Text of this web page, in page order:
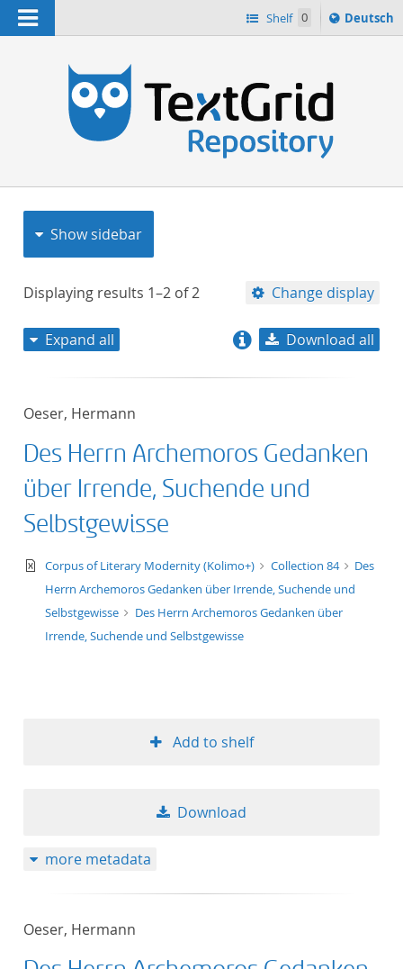
Navigation Shelf 0
Sprache
ï¿½ndern
Deutsch
Show sidebar
Displaying results 1–2 of2 Change display
title descending
format
publication date
Expand all Download all
Oeser, Hermann
Des Herrn Archemoros Gedanken
über Irrende, Suchende und
Selbstgewisse
text/xml
Corpus of Literary Modernity (Kolimo+) Collection 84
Des
Herrn Archemoros Gedanken über Irrende, Suchende und
Selbstgewisse
Des Herrn Archemoros Gedanken über
Irrende, Suchende und Selbstgewisse
Add to shelf
Download
more metadata
Oeser, Hermann